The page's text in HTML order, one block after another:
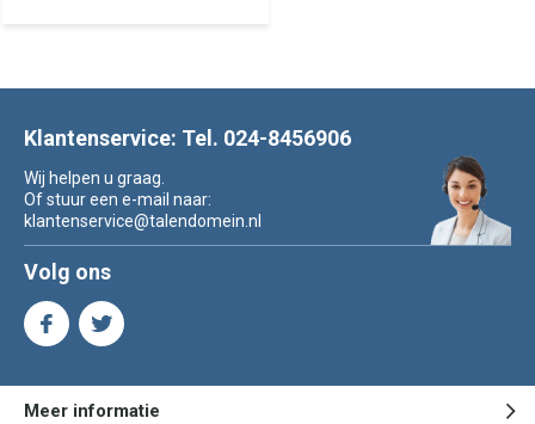
Klantenservice: Tel. 024-8456906
Wij helpen u graag.
Of stuur een e-mail naar:
klantenservice@talendomein.nl
Volg ons
Meer informatie